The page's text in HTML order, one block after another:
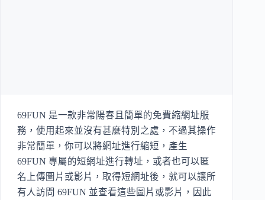
69FUN 是一款非常陽春且簡單的免費縮網址服
務，使用起來並沒有甚麼特別之處，不過其操作
非常簡單，你可以將網址進行縮短，產生
69FUN 專屬的短網址進行轉址，或者也可以匿
名上傳圖片或影片，取得短網址後，就可以讓所
有人訪問 69FUN 並查看這些圖片或影片，因此